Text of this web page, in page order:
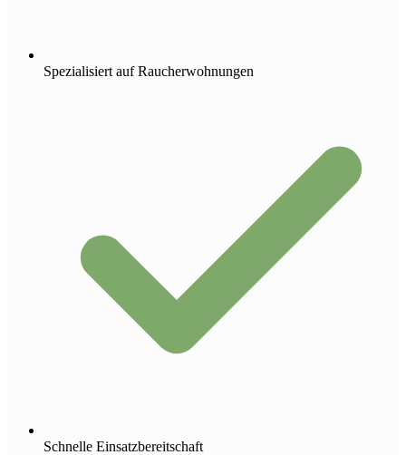
Spezialisiert auf Raucherwohnungen
Schnelle Einsatzbereitschaft